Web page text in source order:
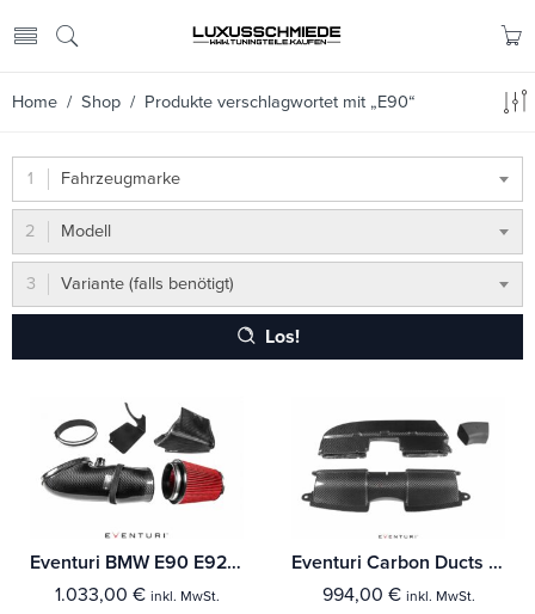
Home / Shop / Produkte verschlagwortet mit „E90“
Fahrzeugmarke
Modell
Variante (falls benötigt)
Los!
Eventuri BMW E90 E92 E93 M3 Ansaugsystem - Carbon
1.033,00 € inkl. MwSt.
Eventuri Carbon Ducts Luftleitung für BMW E9X M3
994,00 € inkl. MwSt.